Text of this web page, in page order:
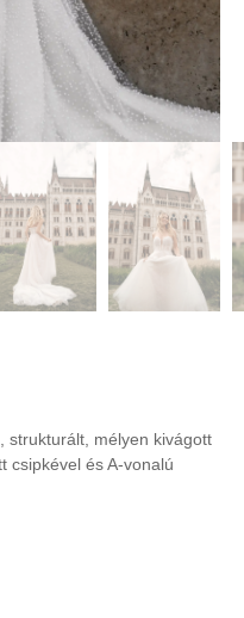
strukturált, mélyen kivágott
csipkével és A-vonalú